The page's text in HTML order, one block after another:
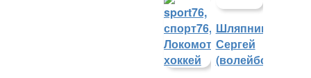
Шляпников
Сергей
(волейбол)